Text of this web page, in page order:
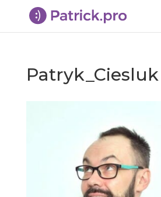
Patryk_Ciesluk